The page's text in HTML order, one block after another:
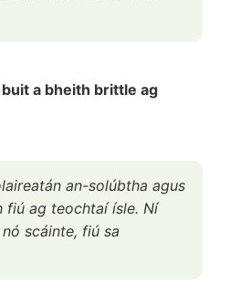
a bheith brittle ag
an-solúbtha agus
fiú ag teochtaí ísle. Ní
scáinte, fiú sa